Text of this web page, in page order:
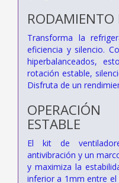
RODAMIENTO
Transforma la
eficiencia y silencio.
hiperbalanceados,
rotación estable,
Disfruta de un
ESTABLE
El kit de
antivibración y un
y maximiza la
inferior a 1mm entre